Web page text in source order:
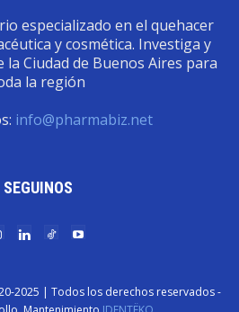
especializado en el quehacer
y cosmética. Investiga y
la Ciudad de Buenos Aires para
la región
info@pharmabiz.net
SEGUINOS
2025 | Todos los derechos reservados -